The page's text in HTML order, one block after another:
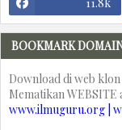
BOOKMARK
Download di web
Mematikan WEBSITE
www.ilmuguru.org |